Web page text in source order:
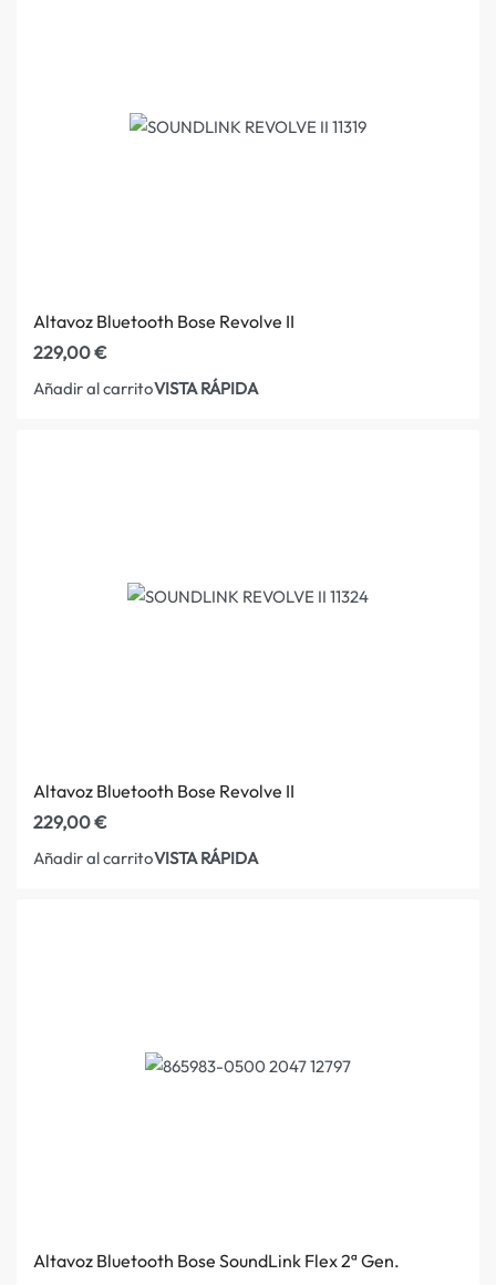
Altavoz Bluetooth Bose Revolve II
229,00€
Añadir al carritoVISTA RÁPIDA
Altavoz Bluetooth Bose Revolve II
229,00€
Añadir al carritoVISTA RÁPIDA
Altavoz Bluetooth Bose SoundLink Flex 2ª Gen.